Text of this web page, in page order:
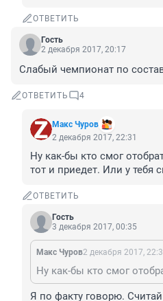
ОТВЕТИТЬ
Гость
2 декабря 2017, 20:17
Слабый чемпионат по
ОТВЕТИТЬ 4
Макс Чуров
2 декабря 2017, 22:31
Ну как-бы кто смог
тот и приедет. Или у тебя
ОТВЕТИТЬ
Гость
3 декабря 2017, 00:35
Макс Чуров2 декабря 2017,
Я по факту говорю.